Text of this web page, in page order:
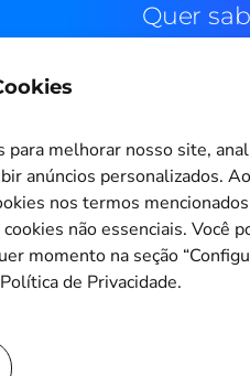
para melhorar nosso site,
anúncios personalizados.
nos termos
não essenciais. Você
momento na seção
de Privacidade.
Quer